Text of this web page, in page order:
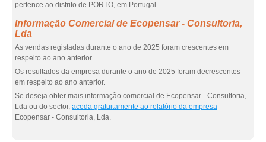
pertence ao distrito de PORTO, em Portugal.
Informação Comercial de Ecopensar - Consultoria,
Lda
As vendas registadas durante o ano de 2025 foram crescentes em
respeito ao ano anterior.
Os resultados da empresa durante o ano de 2025 foram decrescentes
em respeito ao ano anterior.
Se deseja obter mais informação comercial de Ecopensar - Consultoria,
Lda ou do sector, aceda gratuitamente ao relatório da empresa
Ecopensar - Consultoria, Lda.